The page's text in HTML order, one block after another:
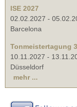
ISE 2027
02.02.2027 -
Barcelona
Tonmeistertagung
10.11.2027 -
Düsseldorf
mehr ...